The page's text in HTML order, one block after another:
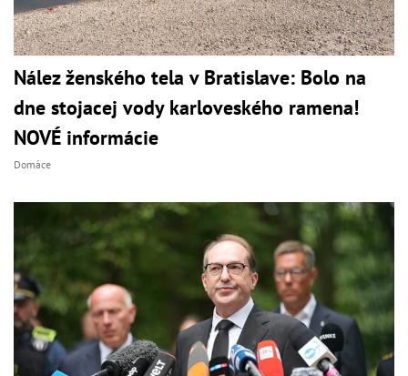
Nález ženského tela v Bratislave: Bolo na
dne stojacej vody karloveského ramena!
NOVÉ informácie
Domáce